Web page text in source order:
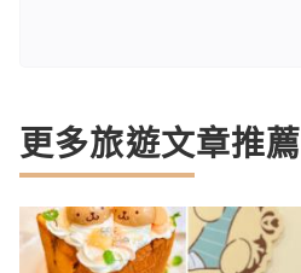
更多旅遊文章推薦